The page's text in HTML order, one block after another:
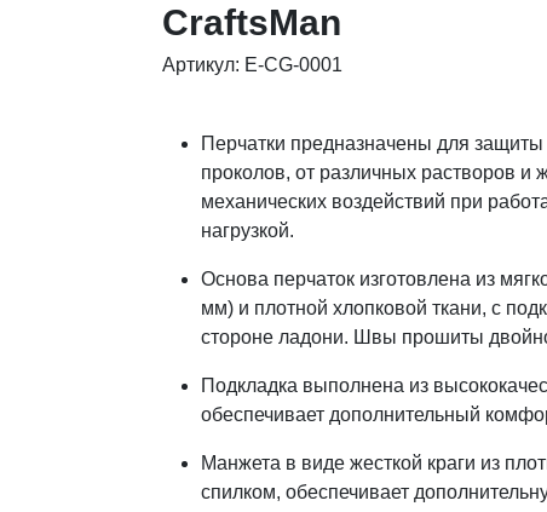
CraftsMan
Артикул: E-CG-0001
Перчатки предназначены для защиты
проколов, от различных растворов и
механических воздействий при
нагрузкой.
Основа перчаток изготовлена из
мм) и плотной хлопковой ткани, с
стороне ладони. Швы прошиты
Подкладка выполнена из
обеспечивает дополнительный
Манжета в виде жесткой краги из
спилком, обеспечивает